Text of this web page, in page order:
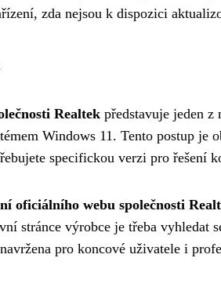
zda nejsou k dispozici
Realtek představuje jeden
Windows 11. Tento postup
specifickou verzi pro řešení
oficiálního webu společnosti
stránce výrobce je třeba vyhledat
pro koncové uživatele i